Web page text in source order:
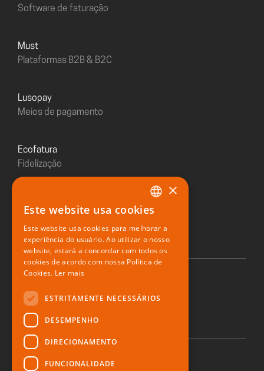
Software de faturação
must
Plataformas B2B & B2C
Lusopay
Meios de pagamento
Ecofatura
Fidelização
Restaurante digital
© 2026 Zone Soft
Política de privacidade
PORTUGUESE
ENGLISH
SPANISH
×
Este website usa cookies
Este website usa cookies para melhorar a
experiência do usuário. Ao utilizar o nosso
website, estará a concordar com todos os
cookies de acordo com nossa Política de
Cookies. Ler mais
ESTRITAMENTE NECESSÁRIOS
DESEMPENHO
DIRECIONAMENTO
FUNCIONALIDADE